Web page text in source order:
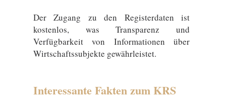
Der Zugang zu den Registerdaten ist
kostenlos, was Transparenz und
Verfügbarkeit von Informationen über
Wirtschaftssubjekte gewährleistet.
Interessante Fakten zum KRS